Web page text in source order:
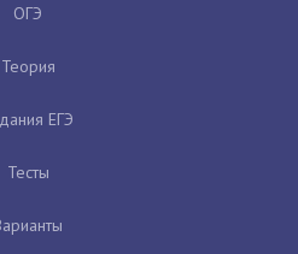
ОГЭ
Теория
ЕГЭ
Тесты